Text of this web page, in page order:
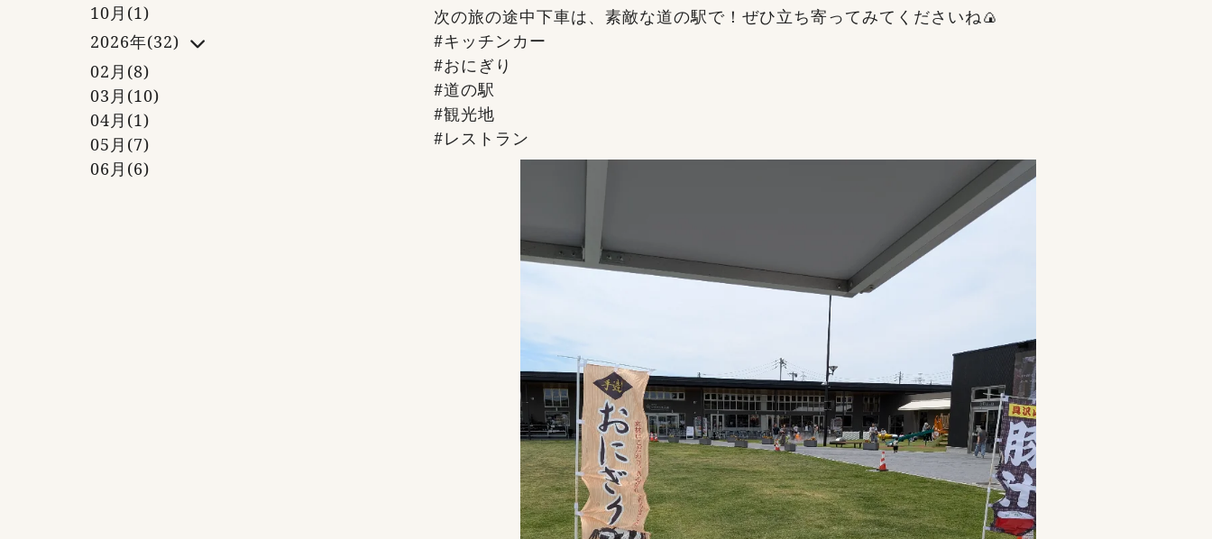
次の旅の途中下車は、素敵な道の駅で！ぜひ立ち寄ってみてくださいね🍙
#キッチンカー
#おにぎり
#道の駅
#観光地
#レストラン
10月(1)
2026年(32)
02月(8)
03月(10)
04月(1)
05月(7)
06月(6)